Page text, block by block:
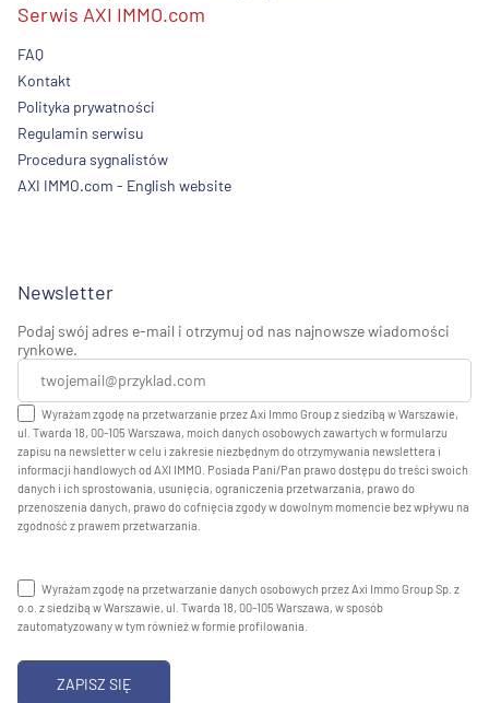
Serwis AXI IMMO.com
FAQ
Kontakt
Polityka prywatności
Regulamin serwisu
Procedura sygnalistów
AXI IMMO.com - English website
Newsletter
Podaj swój adres e-mail i otrzymuj od nas najnowsze wiadomości
rynkowe.
Wyrażam zgodę na przetwarzanie przez Axi Immo Group z siedzibą w Warszawie,
ul. Twarda 18, 00-105 Warszawa, moich danych osobowych zawartych w formularzu
zapisu na newsletter w celu i zakresie niezbędnym do otrzymywania newslettera i
informacji handlowych od AXI IMMO. Posiada Pani/Pan prawo dostępu do treści swoich
danych i ich sprostowania, usunięcia, ograniczenia przetwarzania, prawo do
przenoszenia danych, prawo do cofnięcia zgody w dowolnym momencie bez wpływu na
zgodność z prawem przetwarzania.
Wyrażam zgodę na przetwarzanie danych osobowych przez Axi Immo Group Sp. z
o.o. z siedzibą w Warszawie, ul. Twarda 18, 00-105 Warszawa, w sposób
zautomatyzowany w tym również w formie profilowania.